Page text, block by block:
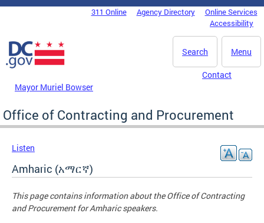
Skip to main content
DC Agency Top Menu311 Online Agency Directory
Online Services
Accessibility
Menu
Search
Mayor Muriel Bowser
Contact
Office of Contracting and Procurement
Listen
Amharic (አማርኛ)
This page contains information about the Office of Contracting
and Procurement for Amharic speakers.